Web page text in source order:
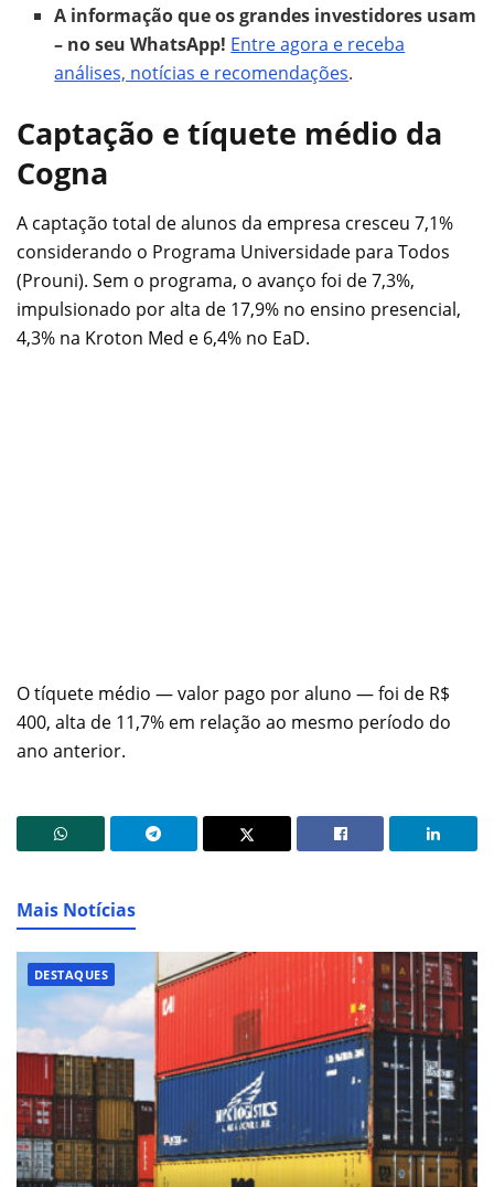
A informação que os grandes investidores usam
– no seu WhatsApp! Entre agora e receba
análises, notícias e recomendações.
Captação e tíquete médio da
Cogna
A captação total de alunos da empresa cresceu 7,1%
considerando o Programa Universidade para Todos
(Prouni). Sem o programa, o avanço foi de 7,3%,
impulsionado por alta de 17,9% no ensino presencial,
4,3% na Kroton Med e 6,4% no EaD.
O tíquete médio — valor pago por aluno — foi de R$
400, alta de 11,7% em relação ao mesmo período do
ano anterior.
Mais Notícias
DESTAQUES